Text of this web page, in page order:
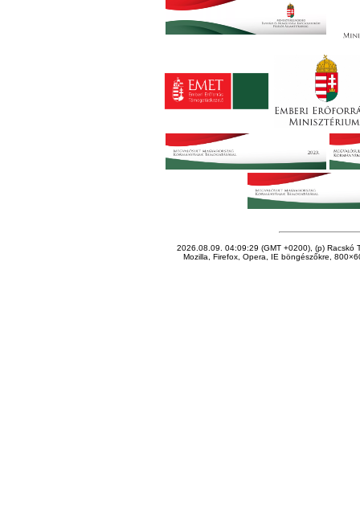
2026.08.09. 04:09:29 (GMT +0200), (p) Racskó
Mozilla, Firefox, Opera, IE böngészőkre,